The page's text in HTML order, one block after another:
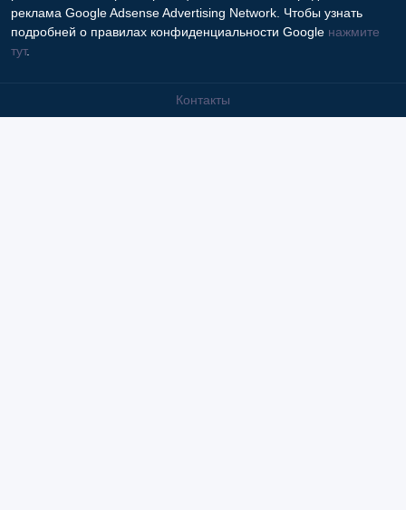
реклама Google Adsense Advertising Network. Чтобы узнать
подробней о правилах конфиденциальности Google нажмите
тут.
Контакты